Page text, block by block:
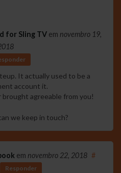
for Sling TV em novembro 19,
It actually used to be a
account it.
agreeable from you!
we keep in touch?
em novembro 22, 2018 #
Responder